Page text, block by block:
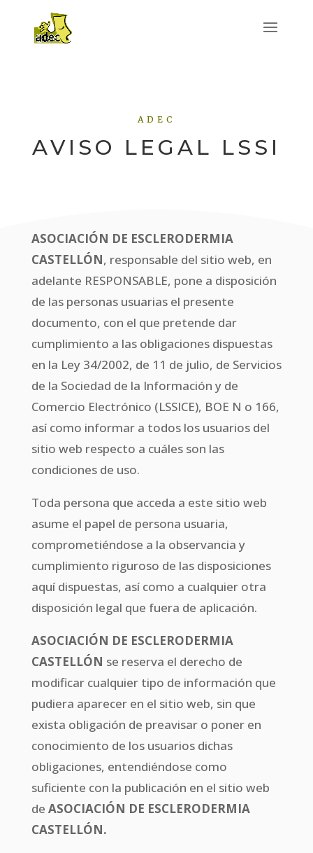
ADEC
AVISO LEGAL LSSI
ASOCIACIÓN DE ESCLERODERMIA
CASTELLÓN, responsable del sitio web, en
adelante RESPONSABLE, pone a disposición
de las personas usuarias el presente
documento, con el que pretende dar
cumplimiento a las obligaciones dispuestas
en la Ley 34/2002, de 11 de julio, de Servicios
de la Sociedad de la Información y de
Comercio Electrónico (LSSICE), BOE N o 166,
así como informar a todos los usuarios del
sitio web respecto a cuáles son las
condiciones de uso.
Toda persona que acceda a este sitio web
asume el papel de persona usuaria,
comprometiéndose a la observancia y
cumplimiento riguroso de las disposiciones
aquí dispuestas, así como a cualquier otra
disposición legal que fuera de aplicación.
ASOCIACIÓN DE ESCLERODERMIA
CASTELLÓN se reserva el derecho de
modificar cualquier tipo de información que
pudiera aparecer en el sitio web, sin que
exista obligación de preavisar o poner en
conocimiento de los usuarios dichas
obligaciones, entendiéndose como
suficiente con la publicación en el sitio web
de ASOCIACIÓN DE ESCLERODERMIA
CASTELLÓN.